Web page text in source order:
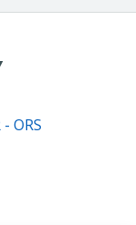
ORS